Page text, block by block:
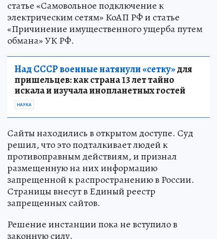
статье «Самовольное подключение к
электрическим сетям» КоАП РФ и статье
«Причинение имущественного ущерба путем
обмана» УК РФ.
Над СССР военные натянули «сетку»для
пришельцев: как страна 13 лет тайно
искала и изучала инопланетных гостей
НАУКА
Сайты находились в открытом доступе. Суд
решил, что это подталкивает людей к
противоправным действиям, и признал
размещенную на них информацию
запрещенной к распространению в России.
Страницы внесут в Единый реестр
запрещенных сайтов.
Решение инстанции пока не вступило в
законную силу.